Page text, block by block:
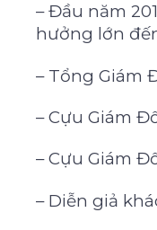
– Đầu năm
hưởng lớn
– Tổng Giám
– Cựu Giám
– Cựu Giám
– Diễn giả